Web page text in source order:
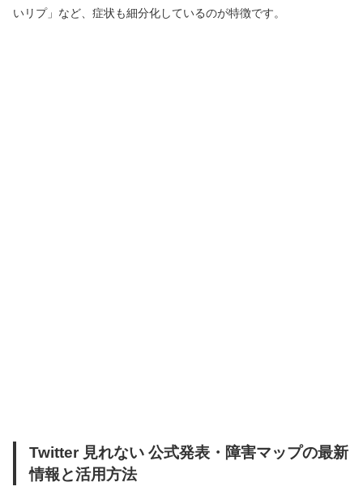
いリプ」など、症状も細分化しているのが特徴です。
Twitter 見れない 公式発表・障害マップの最新
情報と活用方法